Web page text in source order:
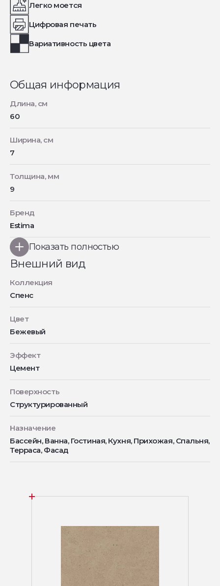
Легко моется
Цифровая печать
Вариативность цвета
Общая информация
Длина, см
60
Ширина, см
7
Толщина, мм
9
Бренд
Estima
Показать полностью
Внешний вид
Коллекция
Спенс
Цвет
Бежевый
Эффект
Цемент
Поверхность
Структурированный
Назначение
Бассейн, Ванна, Гостиная, Кухня, Прихожая, Спальня,
Терраса, Фасад